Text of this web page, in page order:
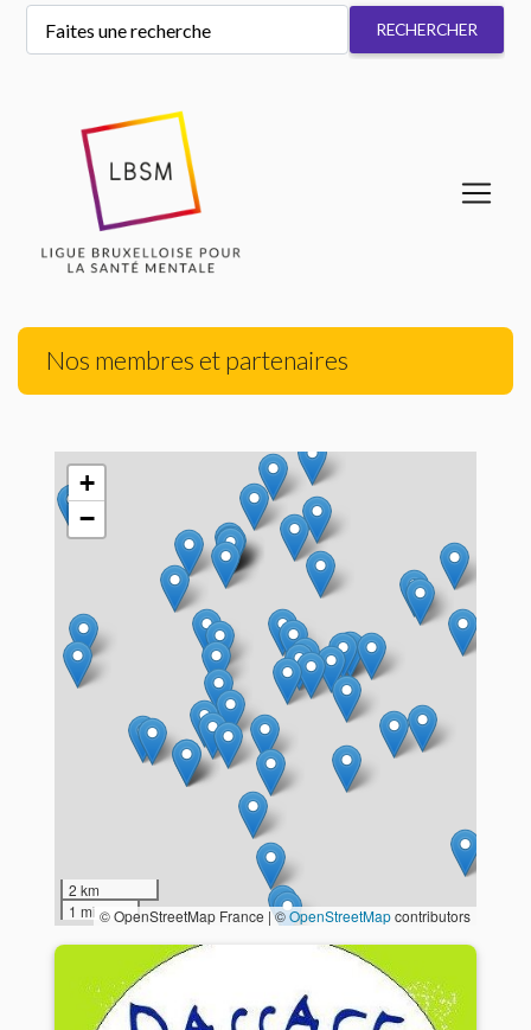
Nos membres et partenaires
+
−
2 km
1 mi © OpenStreetMap France | ©OpenStreetMapcontributors